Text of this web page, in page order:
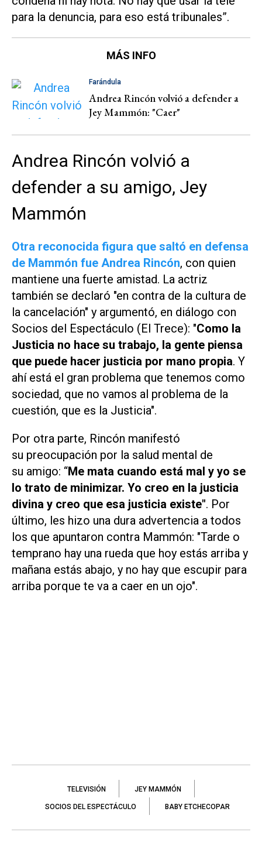
para la denuncia, para eso está tribunales”.
MÁS INFO
Farándula
Andrea Rincón volvió a defender a
Jey Mammón: "Caer"
Andrea Rincón volvió a
defender a su amigo, Jey
Mammón
Otra reconocida figura que saltó en defensa
de Mammón fue Andrea Rincón, con quien
mantiene una fuerte amistad. La actriz
también se declaró "en contra de la cultura de
la cancelación" y argumentó, en diálogo con
Socios del Espectáculo (El Trece): "Como la
Justicia no hace su trabajo, la gente piensa
que puede hacer justicia por mano propia. Y
ahí está el gran problema que tenemos como
sociedad, que no vamos al problema de la
cuestión, que es la Justicia".
Por otra parte, Rincón manifestó
su preocupación por la salud mental de
su amigo: “Me mata cuando está mal y yo se
lo trato de minimizar. Yo creo en la justicia
divina y creo que esa justicia existe". Por
último, les hizo una dura advertencia a todos
los que apuntaron contra Mammón: "Tarde o
temprano hay una rueda que hoy estás arriba y
mañana estás abajo, y no hay que escupir para
arriba porque te va a caer en un ojo".
TELEVISIÓN JEY MAMMÓN
SOCIOS DEL ESPECTÁCULO BABY ETCHECOPAR